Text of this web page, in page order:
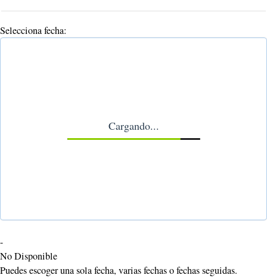
Selecciona fecha:
Cargando...
-
No Disponible
Puedes escoger una sola fecha, varias fechas o fechas seguidas.